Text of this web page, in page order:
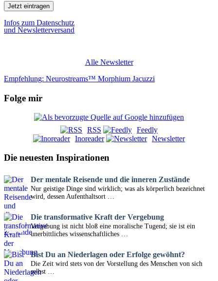
Infos zum Datenschutz
und Newsletterversand
Alle Newsletter
Empfehlung: Neurostreams™ Morphium Jacuzzi
Folge mir
RSS
Feedly
Inoreader
Newsletter
Die neuesten Inspirationen
Der mentale Reisende und die inneren Zustände
Nur geistige Dinge sind wirklich; was als körperlich bezeichnet
wird, dessen Aufenthaltsort …
Die transformative Kraft der Vergebung
Vergebung ist nicht bloß eine moralische Tugend; sie ist ein
unerbittliches wissenschaftliches …
Bist Du an Niederlagen oder Erfolge gewöhnt?
Die Zeit wird stets von der Vorstellung des Menschen von sich
selbst …